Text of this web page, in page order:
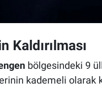
Kaldırılması
bölgesindeki 9
kademeli olarak